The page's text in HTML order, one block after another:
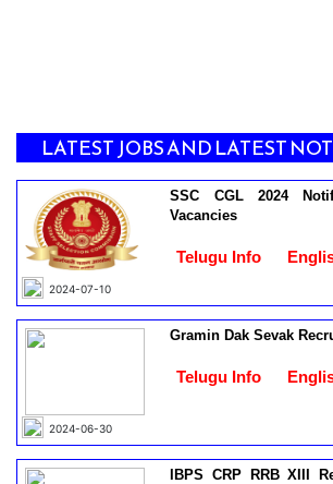
LATEST JOBS AND LATEST
2024-07-10
SSC CGL 2024
Vacancies
Telugu Info
2024-06-30
Gramin Dak Sevak
Telugu Info
IBPS CRP RRB XIII